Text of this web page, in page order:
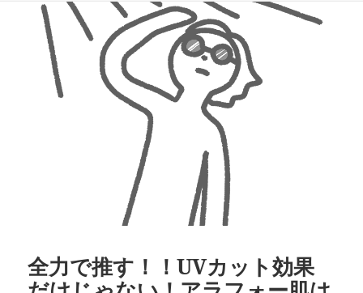
リ
ー
全力で推す！！UVカット効果